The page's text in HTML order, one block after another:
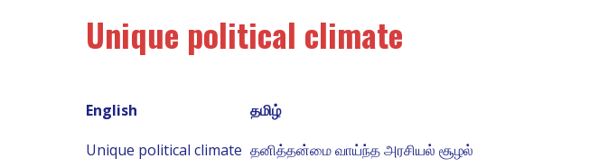
Unique political climate
English
தமிழ்
Unique political climate தனித்தன்மை வாய்ந்த அரசியல் சூழல்